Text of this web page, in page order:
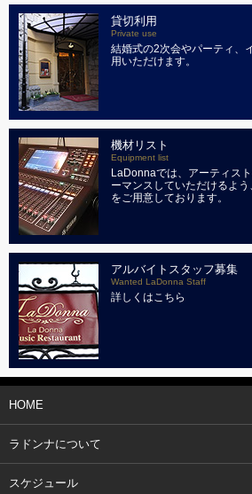
貸切利用
Private use
結婚式の2次会やパーティ、
用いただけます。
機材リスト
Equipment list
LaDonnaでは、アーティス
ーマンスしていただけるよ
をご用意しております。
アルバイトスタッフ募集
Wanted LaDonna Staff
詳しくはこちら
HOME
ラドンナについて
スケジュール